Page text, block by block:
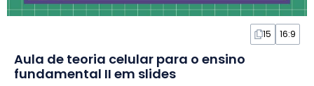
15 16:9
Aula de teoria celular para o ensino
fundamental II em slides